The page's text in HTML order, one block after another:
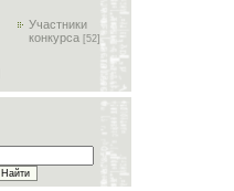
Участники
конкурса [52]